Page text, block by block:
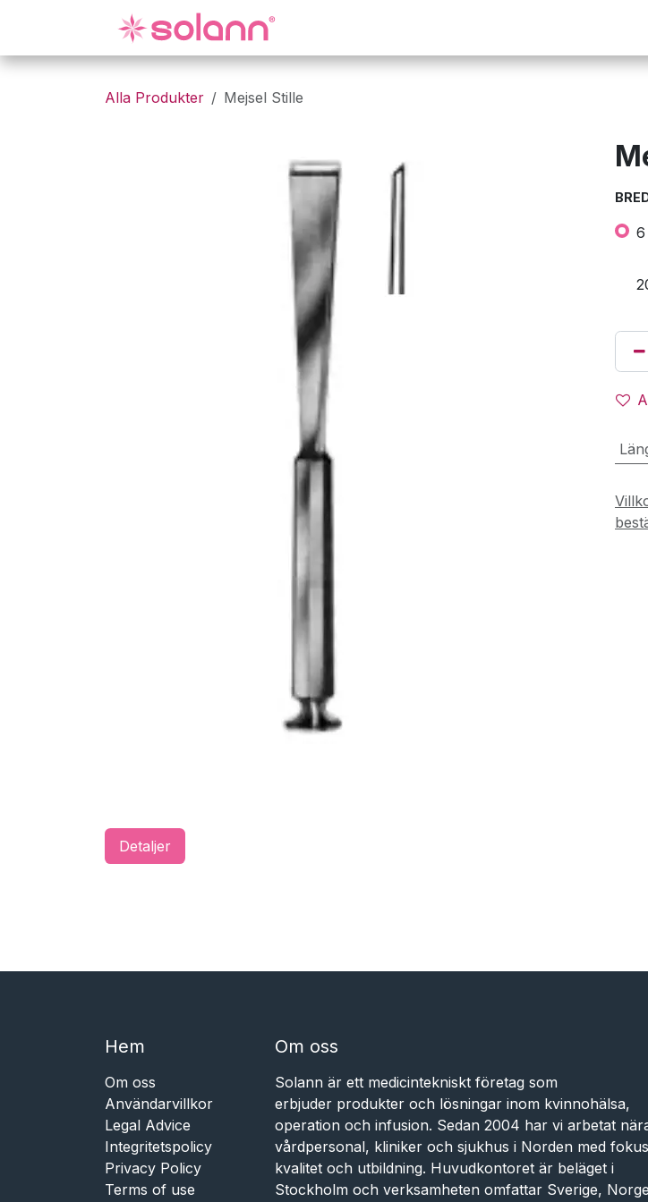
Alla Produkter Mejsel Stille
6
Detaljer
Hem​​
Om oss
Användarvillkor
Legal Advice
Integritetspolicy
Privacy Policy
Terms of use
Om oss
Solann är ett medicintekniskt företag som
erbjuder produkter och lösningar inom kvinnohälsa,
operation och infusion. Sedan 2004 har vi arbetat
vårdpersonal, kliniker och sjukhus i Norden med
kvalitet och utbildning. Huvudkontoret är beläget i
Stockholm och verksamheten omfattar Sverige,